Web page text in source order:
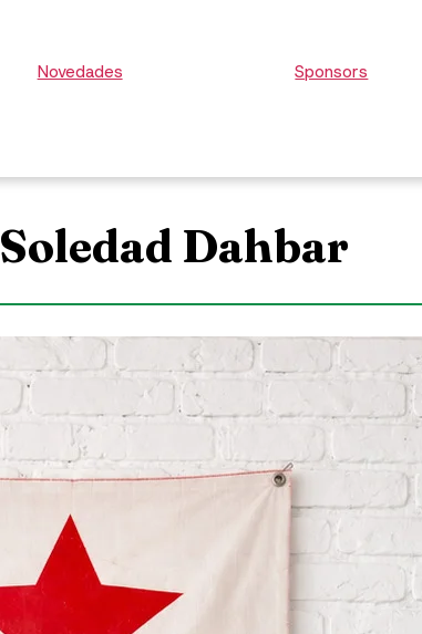
Novedades Sponsors
Soledad Dahbar